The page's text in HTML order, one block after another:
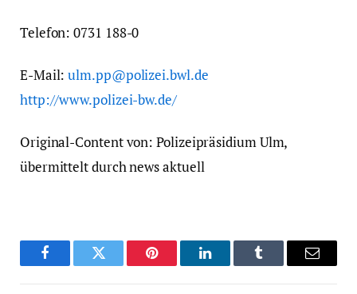
Telefon: 0731 188-0
E-Mail:ulm.pp@polizei.bwl.de
http://www.polizei-bw.de/
Original-Content von: Polizeipräsidium Ulm,
übermittelt durch news aktuell
FacebookTwitter Pinterest LinkedInTumblr Email